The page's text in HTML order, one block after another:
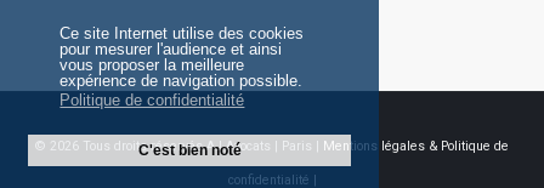
Ce site Internet utilise des cookies
pour mesurer l'audience et ainsi
vous proposer la meilleure
expérience de navigation possible.
Politique de confidentialité
C'est bien noté
© 2026 Tous droits réservés AJ Avocats | Paris | Mentions légales & Politique de
confidentialité |